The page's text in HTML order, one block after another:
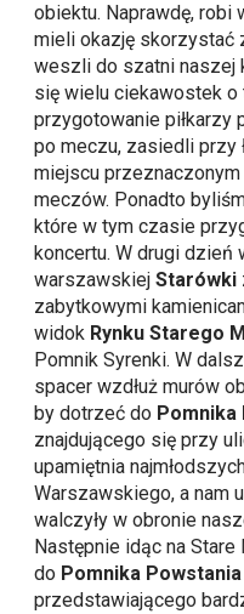
obiektu. Naprawdę, robi
mieli okazję skorzystać
weszli do szatni naszej
się wielu ciekawostek o
przygotowanie piłkarzy
po meczu, zasiedli przy
miejscu
meczów. Ponadto
które w tym czasie
koncertu. W drugi
warszawskiejStarówki
zabytkowymi
widok Rynku Starego
Pomnik Syrenki. W
spacer wzdłuż murów
by dotrzeć do Pomnika
znajdującego się przy
upamiętnia
Warszawskiego, a nam
walczyły w obronie
Następnie idąc na
do Pomnika
przedstawiającego